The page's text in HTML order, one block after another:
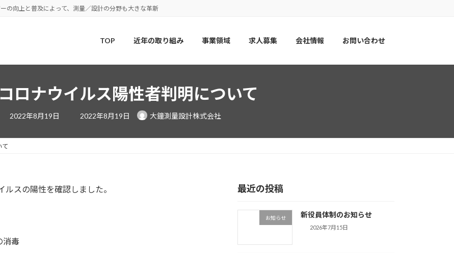
の向上と普及によって、測量／設計の分野も大きな革新
TOP 近年の取り組み 事業領域 求人募集 会社情報 お問い合わせ
ロナウイルス陽性者判明について
2022年8月19日
最
終
日
2022年8月19日 大鐘測量設計株式会社
て
スの陽性を確認しました。
消毒
最近の投稿
お知らせ 新役員体制のお知らせ
2026年7月15日